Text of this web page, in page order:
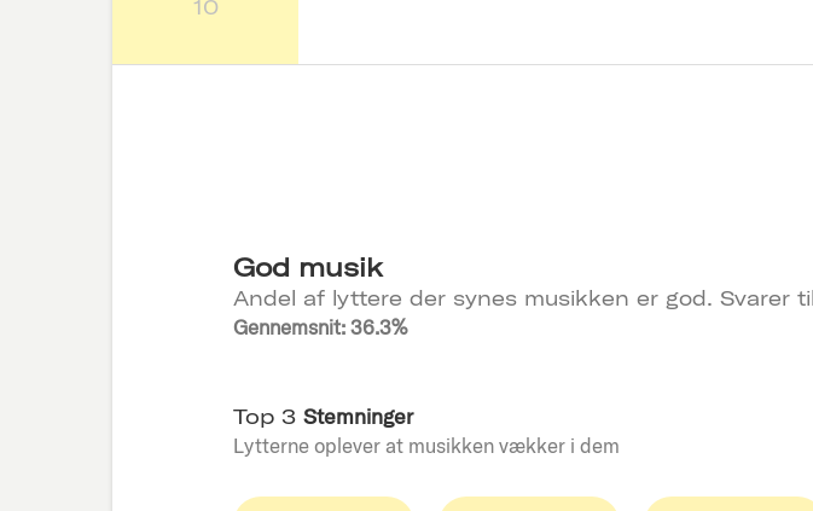
10
God musik
Andel af lyttere der synes musikken er god. Svarer
Gennemsnit: 36.3%
Top 3 Stemninger
Lytterne oplever at musikken vækker i dem